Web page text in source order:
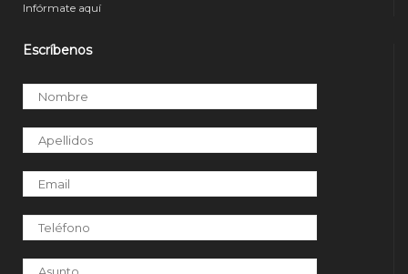
Infórmate aquí
Escríbenos